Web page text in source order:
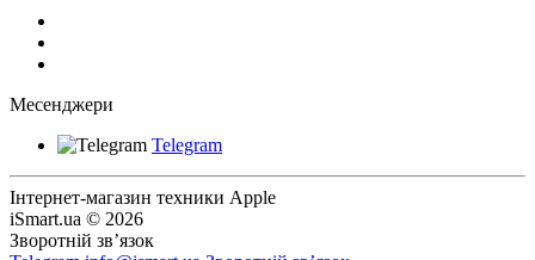
Месенджери
Telegram
Інтернет-магазин техники Apple
iSmart.ua © 2026
Зворотній зв’язок